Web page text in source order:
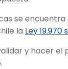
se
la Ley
y hacer